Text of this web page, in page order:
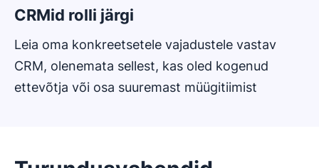
CRMid rolli järgi
Leia oma konkreetsetele vajadustele vastav
CRM, olenemata sellest, kas oled kogenud
ettevõtja või osa suuremast müügitiimist